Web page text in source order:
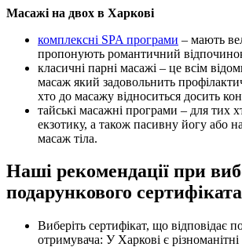
Масажі на двох в Харкові
комплексні SPA програми – мають
пропонують романтичний
класичні парні масажі – це всім
масаж який задовольнить
хто до масажу відноситься досить
тайські масажні програми – для тих
екзотику, а також пасивну йогу або
масаж тіла.
Наші рекомендації при
подарункового
Виберіть сертифікат, що відповідає
отримувача: У Харкові є різноманітні